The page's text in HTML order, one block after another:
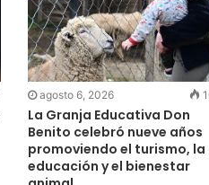
agosto 6, 2026
La Granja Educativa Don
Benito celebró nueve años
promoviendo el turismo, la
educación y el bienestar